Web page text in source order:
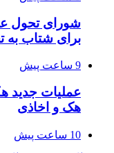
شورای تحول
برای شتاب به
9 ساعت پیش
عملیات جدید
هک و اخاذی
10 ساعت پیش